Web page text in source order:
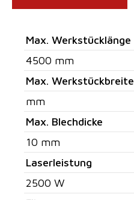
Max. Werkstücklänge
4500 mm
Max. Werkstückbreite
mm
Max. Blechdicke
10 mm
Laserleistung
2500 W